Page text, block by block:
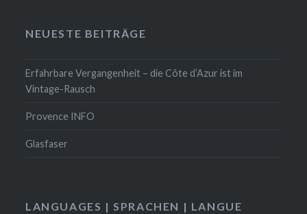
NEUESTE BEITRÄGE
Erfahrbare Vergangenheit – die Côte d’Azur ist im
Vintage-Rausch
Provence INFO
Glasfaser
LANGUAGES | SPRACHEN | LANGUE